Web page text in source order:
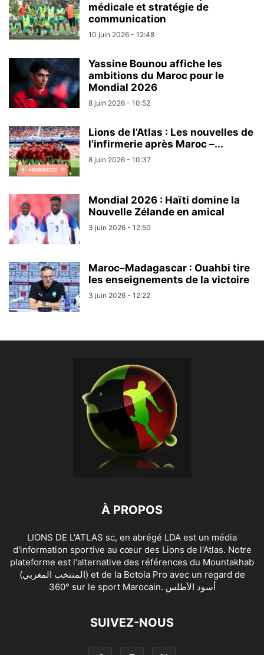
médicale et stratégie de
communication
10 juin 2026 - 12:48
Yassine Bounou affiche les
ambitions du Maroc pour le
Mondial 2026
8 juin 2026 - 10:52
Lions de l’Atlas : Les nouvelles de
l’infirmerie après Maroc –...
8 juin 2026 - 10:37
Mondial 2026 : Haïti domine la
Nouvelle Zélande en amical
3 juin 2026 - 12:50
Maroc–Madagascar : Ouahbi tire
les enseignements de la victoire
3 juin 2026 - 12:22
À PROPOS
LIONS DE L'ATLAS sc, en abrégé LDA est un média
d'information sportive au cœur des Lions de l'Atlas. Notre
plateforme est l'alternative des références du Mountakhab
(المنتخب المغربي) et de la Botola Pro avec un regard de
360° sur le sport Marocain. أسود الأطلس
SUIVEZ-NOUS